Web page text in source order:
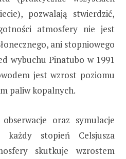
pozwalają stwierdzić,
atmosfery nie jest
ani stopniowego
wybuchu Pinatubo w 1991
jest wzrost poziomu
paliw kopalnych.
oraz symulacje
stopień Celsjusza
skutkuje wzrostem